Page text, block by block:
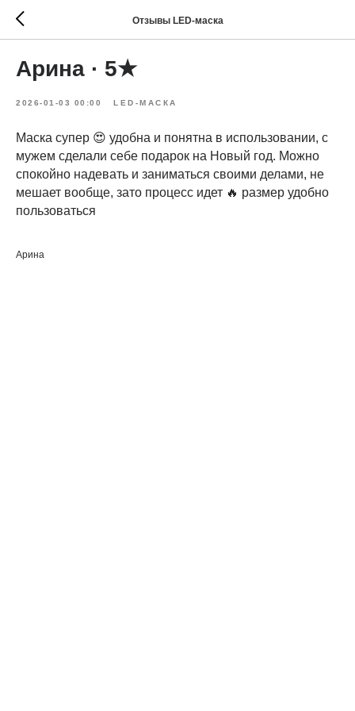
Отзывы LED-маска
Арина · 5★
2026-01-03 00:00 LED-МАСКА
Маска супер 😍 удобна и понятна в использовании, с
мужем сделали себе подарок на Новый год. Можно
спокойно надевать и заниматься своими делами, не
мешает вообще, зато процесс идет 🔥 размер удобно
пользоваться
Арина